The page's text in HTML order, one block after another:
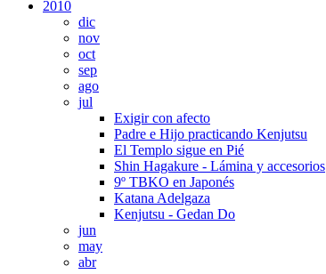
2010
dic
nov
oct
sep
ago
jul
Exigir con afecto
Padre e Hijo practicando Kenjutsu
El Templo sigue en Pié
Shin Hagakure - Lámina y accesorios
9º TBKO en Japonés
Katana Adelgaza
Kenjutsu - Gedan Do
jun
may
abr